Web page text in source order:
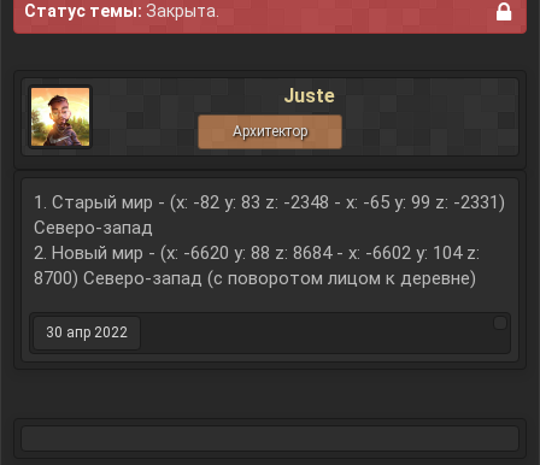
Статус темы: Закрыта.
Juste
Архитектор
1. Старый мир - (x: -82 y: 83 z: -2348 - x: -65 y: 99 z: -2331)
Северо-запад
2. Новый мир - (x: -6620 y: 88 z: 8684 - x: -6602 y: 104 z:
8700) Северо-запад (с поворотом лицом к деревне)
30 апр 2022